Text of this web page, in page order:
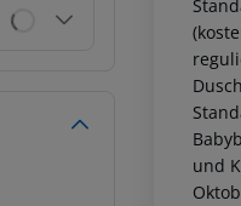
und